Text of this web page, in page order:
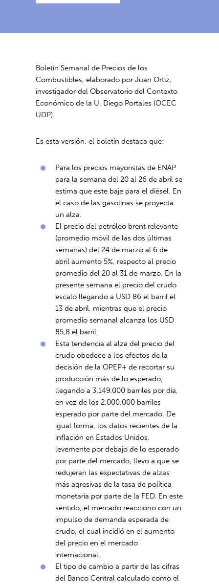
Boletín Semanal de Precios de los
Combustibles, elaborado por Juan Ortiz,
investigador del Observatorio del Contexto
Económico de la U. Diego Portales (OCEC
UDP).
Es esta versión, el boletín destaca que:
Para los precios mayoristas de ENAP
para la semana del 20 al 26 de abril se
estima que este baje para el diésel. En
el caso de las gasolinas se proyecta
un alza.
El precio del petróleo brent relevante
(promedio móvil de las dos últimas
semanas) del 24 de marzo al 6 de
abril aumento 5%, respecto al precio
promedio del 20 al 31 de marzo. En la
presente semana el precio del crudo
escalo llegando a USD 86 el barril el
13 de abril, mientras que el precio
promedio semanal alcanza los USD
85,8 el barril.
Esta tendencia al alza del precio del
crudo obedece a los efectos de la
decisión de la OPEP+ de recortar su
producción más de lo esperado,
llegando a 3.149.000 barriles por día,
en vez de los 2.000.000 barriles
esperado por parte del mercado. De
igual forma, los datos recientes de la
inflación en Estados Unidos,
levemente por debajo de lo esperado
por parte del mercado, llevo a que se
redujeran las expectativas de alzas
más agresivas de la tasa de política
monetaria por parte de la FED. En este
sentido, el mercado reacciono con un
impulso de demanda esperada de
crudo, el cual incidió en el aumento
del precio en el mercado
internacional.
El tipo de cambio a partir de las cifras
del Banco Central calculado como el